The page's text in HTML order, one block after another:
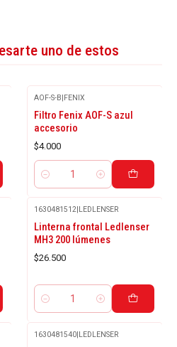
uno de estos
AOF-S-B|FENIX
Filtro Fenix AOF-S azul
accesorio
$4.000
Cantidad
1630481512 LEDLENSER
Linterna frontal Ledlenser
MH3 200 lúmenes
$26.500
Cantidad
1630481540|LEDLENSER